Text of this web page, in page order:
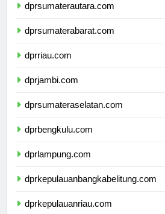
dprsumaterautara.com
dprsumaterabarat.com
dprriau.com
dprjambi.com
dprsumateraselatan.com
dprbengkulu.com
dprlampung.com
dprkepulauanbangkabelitung.com
dprkepulauanriau.com